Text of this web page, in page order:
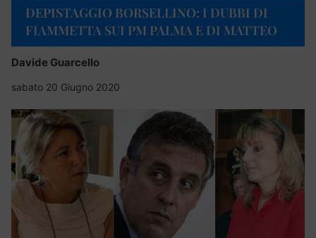
DEPISTAGGIO BORSELLINO: I DUBBI DI
FIAMMETTA SUI PM PALMA E DI MATTEO
Davide Guarcello
sabato 20 Giugno 2020